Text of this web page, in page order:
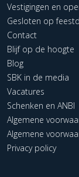
Vestigingen en
Gesloten op
Contact
Blijf op de hoogte
Blog
SBK in de media
Vacatures
Schenken en ANBI
Algemene
Algemene
Privacy policy